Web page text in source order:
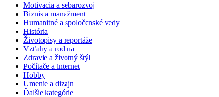
Motivácia a sebarozvoj
Biznis a manažment
Humanitné a spoločenské vedy
História
Životopisy a reportáže
Vzťahy a rodina
Zdravie a životný štýl
Počítače a internet
Hobby
Umenie a dizajn
Ďalšie kategórie